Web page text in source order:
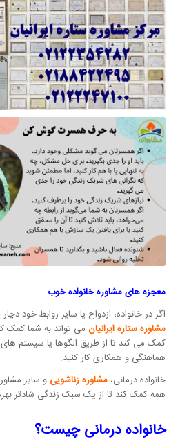
معجزه های مشاوره خانواده خوب
اگر در خانواده، ازدواج یا سایر روابط خود
مشاوره ستاره ایرانیانمی تواند به شما کمک
کمک می کند تا از طریق الگوها یا سیستم های
هماهنگی و همکاری کار کنید.
خانواده درمانی، مشاوره زناشویی و سایر
همه کمک کند تا از یک سبک زندگی شادتر
خانواده درمانی چیست؟